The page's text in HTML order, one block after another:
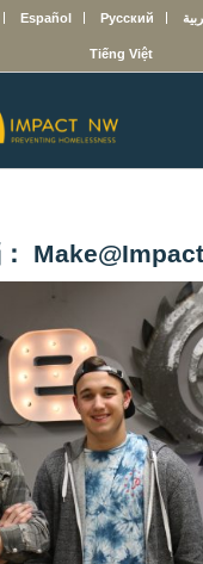
Español Русский
Tiếng Việt
Make@Impact